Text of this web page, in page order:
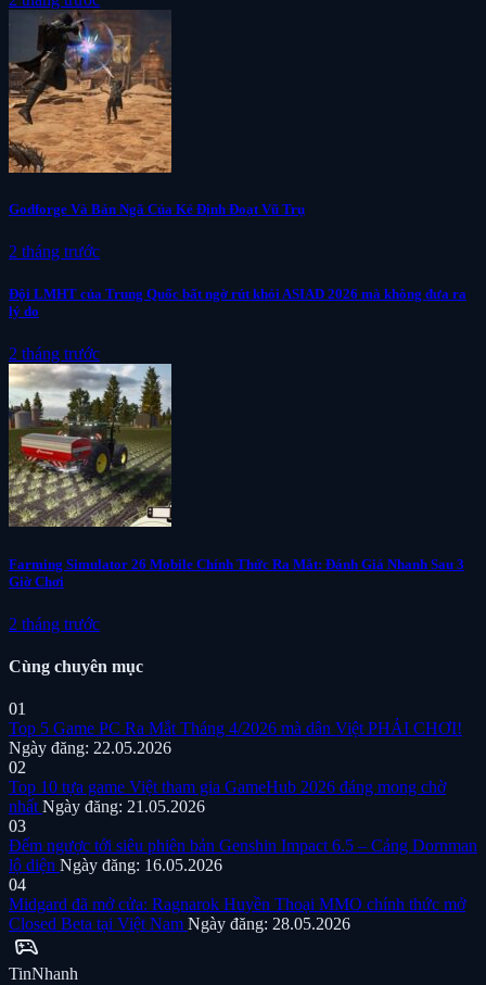
Godforge Và Bản Ngã Của Kẻ Định Đoạt Vũ Trụ
2 tháng trước
Đội LMHT của Trung Quốc bất ngờ rút khỏi ASIAD 2026 mà không đưa ra
lý do
2 tháng trước
Farming Simulator 26 Mobile Chính Thức Ra Mắt: Đánh Giá Nhanh Sau 3
Giờ Chơi
2 tháng trước
Cùng chuyên mục
01
Top 5 Game PC Ra Mắt Tháng 4/2026 mà dân Việt PHẢI CHƠI!
Ngày đăng: 22.05.2026
02
Top 10 tựa game Việt tham gia GameHub 2026 đáng mong chờ
nhất Ngày đăng: 21.05.2026
03
Đếm ngược tới siêu phiên bản Genshin Impact 6.5 – Cảng Dornman
lộ diện Ngày đăng: 16.05.2026
04
Midgard đã mở cửa: Ragnarok Huyền Thoại MMO chính thức mở
Closed Beta tại Việt Nam Ngày đăng: 28.05.2026
sports_esports
TinNhanh